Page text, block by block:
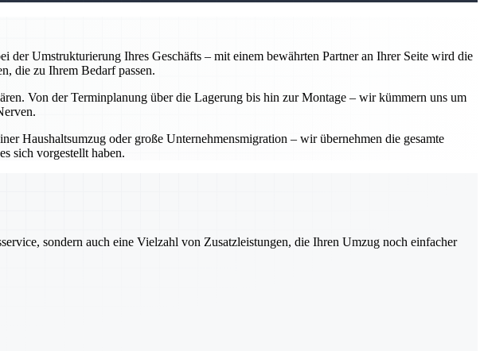
Umstrukturierung Ihres Geschäfts – mit einem bewährten Partner an Ihrer Seite wird die
die zu Ihrem Bedarf passen.
Von der Terminplanung über die Lagerung bis hin zur Montage – wir kümmern uns um
Haushaltsumzug oder große Unternehmensmigration – wir übernehmen die gesamte
sich vorgestellt haben.
sondern auch eine Vielzahl von Zusatzleistungen, die Ihren Umzug noch einfacher